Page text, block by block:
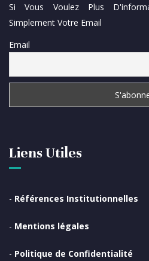
Liens Utiles
- Références Institutionnelles
- Mentions légales
- Politique de Confidentialité
Si Vous Voulez Plus
Simplement Votre Email
Email